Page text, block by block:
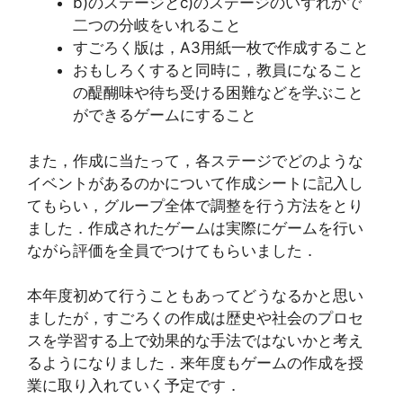
二つの分岐をいれること
すごろく版は，A3用紙一枚で作成すること
おもしろくすると同時に，教員になること
の醍醐味や待ち受ける困難などを学ぶこと
ができるゲームにすること
また，作成に当たって，各ステージでどのような
イベントがあるのかについて作成シートに記入し
てもらい，グループ全体で調整を行う方法をとり
ました．作成されたゲームは実際にゲームを行い
ながら評価を全員でつけてもらいました．
本年度初めて行うこともあってどうなるかと思い
ましたが，すごろくの作成は歴史や社会のプロセ
スを学習する上で効果的な手法ではないかと考え
るようになりました．来年度もゲームの作成を授
業に取り入れていく予定です．